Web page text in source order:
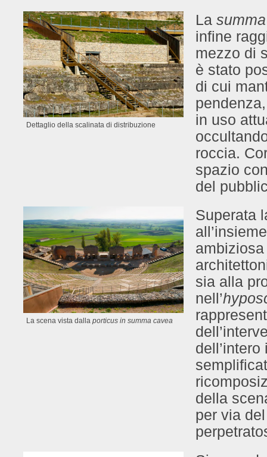
Dettaglio della scalinata di distribuzione
La
infine
mezzo di
è stato
di cui
in uso
roccia.
spazio
del
La scena vista dallaporticus in summa cavea
Superata
sia alla
nell’
della
per via